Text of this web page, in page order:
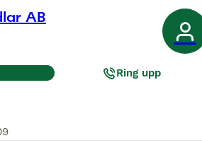
AB
Ring upp